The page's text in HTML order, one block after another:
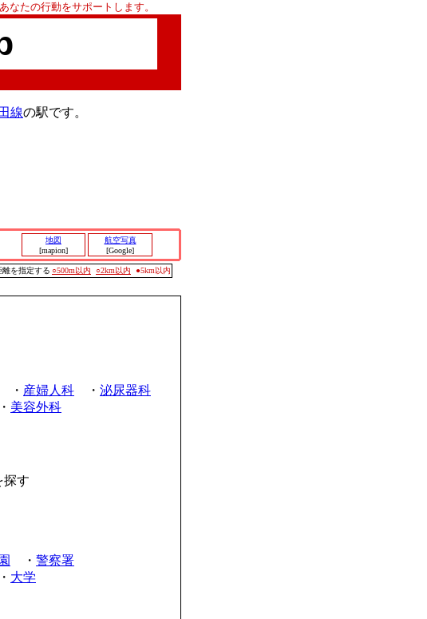
なたの行動をサポートします。
線の駅です。
地図
[mapion]
航空写真
[Google]
離を指定する ○500m以内 ○2km以内 ●5km以内
・ 産婦人科 ・ 泌尿器科
美容外科
探す
・ 警察署
大学